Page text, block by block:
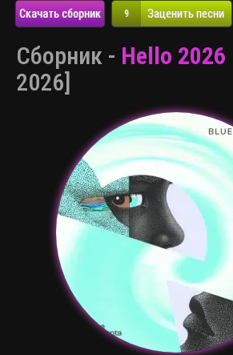
Скачать сборник 9 Заценить песни
Сборник - Hello 2026
2026]